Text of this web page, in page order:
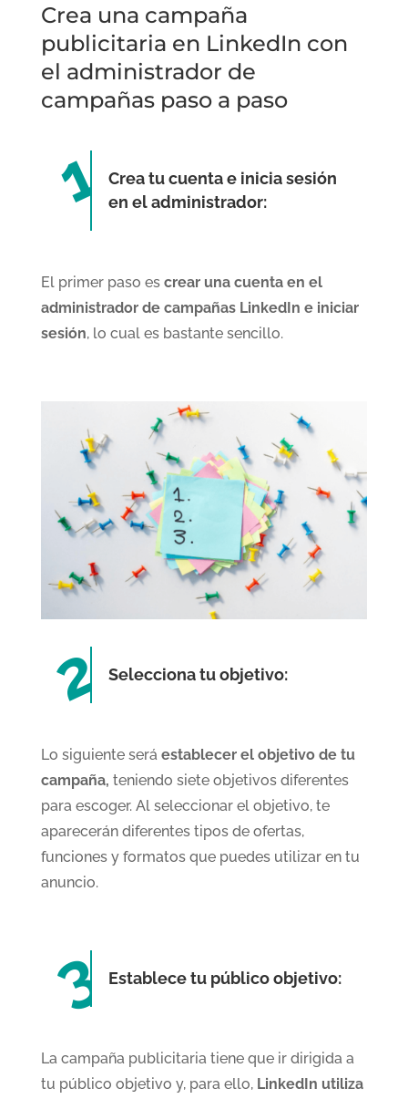
Crea una campaña
publicitaria en LinkedIn con
el administrador de
campañas paso a paso
Crea tu cuenta e inicia sesión
en el administrador:
El primer paso es crear una cuenta en el
administrador de campañas LinkedIn e iniciar
sesión, lo cual es bastante sencillo.
Selecciona tu objetivo:
Lo siguiente será establecer el objetivo de tu
campaña, teniendo siete objetivos diferentes
para escoger. Al seleccionar el objetivo, te
aparecerán diferentes tipos de ofertas,
funciones y formatos que puedes utilizar en tu
anuncio.
Establece tu público objetivo:
La campaña publicitaria tiene que ir dirigida a
tu público objetivo y, para ello, LinkedIn utiliza